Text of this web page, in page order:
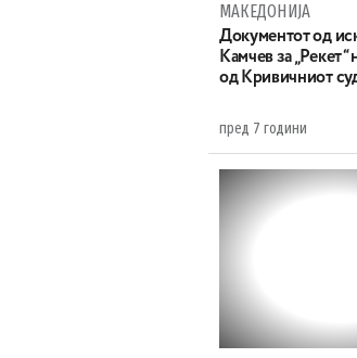
МАКЕДОНИЈА
Документот од
Камчев за „Рекет“
од Кривичниот
пред 7 години